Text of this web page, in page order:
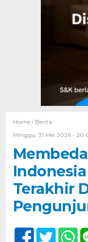
Home / Berita
Minggu, 31 Mei 2026 -
Terakhir